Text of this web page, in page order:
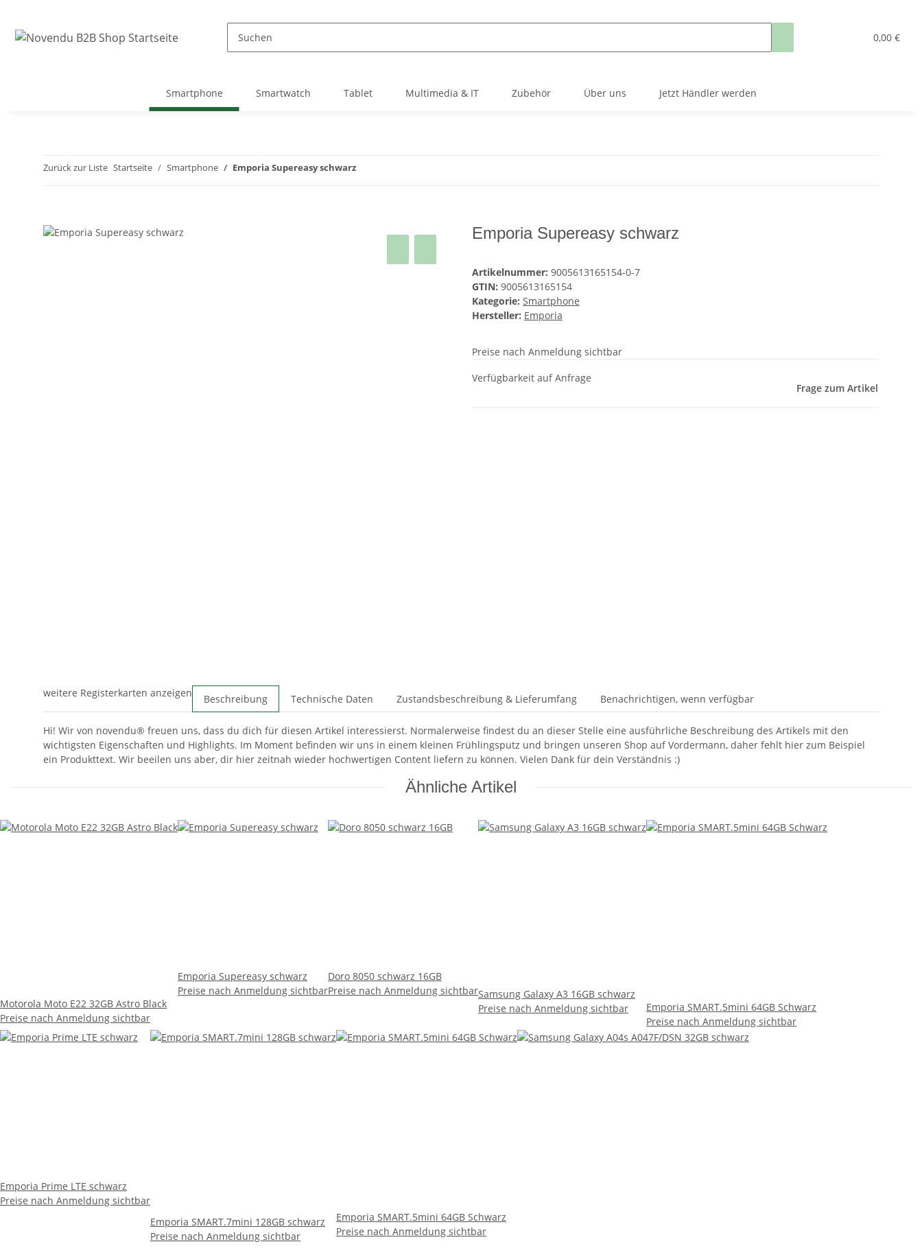
0,00 €
Smartphone Smartwatch Tablet Multimedia & IT Zubehör Über uns Jetzt Händler werden
Zurück zur Liste Startseite Smartphone Emporia Supereasy schwarz
Emporia Supereasy schwarz
Artikelnummer: 9005613165154-0-7
GTIN: 9005613165154
Kategorie: Smartphone
Hersteller: Emporia
Preise nach Anmeldung sichtbar
Verfügbarkeit auf Anfrage
Frage zum Artikel
weitere Registerkarten anzeigen Beschreibung Technische Daten Zustandsbeschreibung & Lieferumfang Benachrichtigen, wenn verfügbar
Hi! Wir von novendu® freuen uns, dass du dich für diesen Artikel interessierst. Normalerweise findest du an dieser Stelle eine ausführliche Beschreibung des Artikels mit den
wichtigsten Eigenschaften und Highlights. Im Moment befinden wir uns in einem kleinen Frühlingsputz und bringen unseren Shop auf Vordermann, daher fehlt hier zum Beispiel
ein Produkttext. Wir beeilen uns aber, dir hier zeitnah wieder hochwertigen Content liefern zu können. Vielen Dank für dein Verständnis :)
Ähnliche Artikel
Motorola Moto E22 32GB Astro Black
Preise nach Anmeldung sichtbar
Emporia Supereasy schwarz
Preise nach Anmeldung sichtbar
Doro 8050 schwarz 16GB
Preise nach Anmeldung sichtbarSamsung Galaxy A3 16GB schwarz
Preise nach Anmeldung sichtbar
Emporia SMART.5mini 64GB Schwarz
Preise nach Anmeldung sichtbar
Emporia Prime LTE schwarz
Preise nach Anmeldung sichtbar
Emporia SMART.7mini 128GB schwarz
Preise nach Anmeldung sichtbar
Emporia SMART.5mini 64GB Schwarz
Preise nach Anmeldung sichtbar